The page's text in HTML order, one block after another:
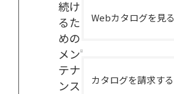
続け
るた
めの
メン
テナ
ンス
Webカタログを見る
カタログを請求する